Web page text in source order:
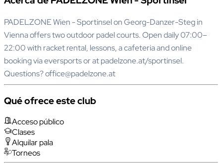
PADELZONE Wien - Sportinsel on Georg-Danzer-Steg in
Vienna offers two outdoor padel courts. Open daily 07:00–
22:00 with racket rental, lessons, a cafeteria and online
booking via eversports or at padelzone.at/sportinsel.
Questions? office@padelzone.at
Qué ofrece este club
Acceso público
Clases
Alquilar pala
Torneos